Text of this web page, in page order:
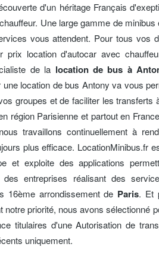
d'un héritage Français
Une large gamme de
vous attendent. Pour tous vos
prix location d'autocar avec
de la location de bus à
une location de bus Antony va vous
groupes et de faciliter les transferts
région Parisienne et partout en
travaillons continuellement à
plus efficace. LocationMinibus.fr
et exploite des applications
entreprises réalisant des
16ème arrondissement de Paris. Et
priorité, nous avons sélectionné
titulaires d'une Autorisation de
uniquement.